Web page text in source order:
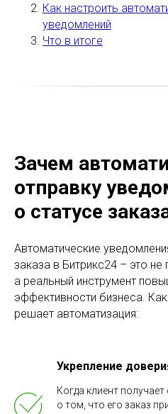
Как настроить
уведомлений
Что в итоге
Зачем
отправку
о статусе
Автоматические
заказа в Битрикс24 – это не
а реальный инструмент
эффективности бизнеса.
решает автоматизация:
Укрепление
Когда клиент
о том, что его заказ